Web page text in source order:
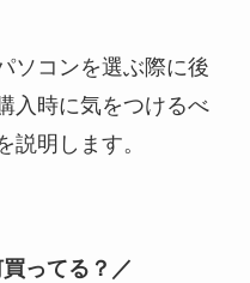
ソコンを選ぶ際に後
入時に気をつけるべ
説明します。
ってる？／